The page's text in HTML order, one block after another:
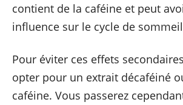
contient de la caféine et peut
influence sur le cycle de
Pour éviter ces effets
opter pour un extrait décaféiné
caféine. Vous passerez